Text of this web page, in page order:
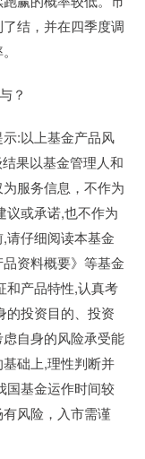
结，并在四季度调
？
:以上基金产品风
果以基金管理人和
服务信息，不作为
议或承诺,也不作为
请仔细阅读本基金
资料概要》等基金
和产品特性,认真考
的投资目的、投资
自身的风险承受能
础上,理性判断并
国基金运作时间较
风险，入市需谨